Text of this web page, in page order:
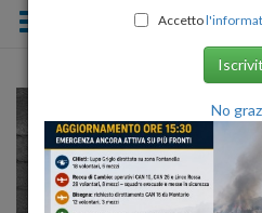
Toggle navigation
Accetto
No